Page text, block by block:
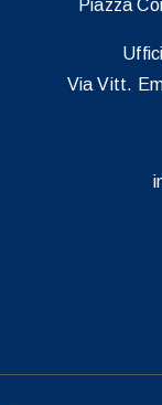
Piazza
Via Vitt.